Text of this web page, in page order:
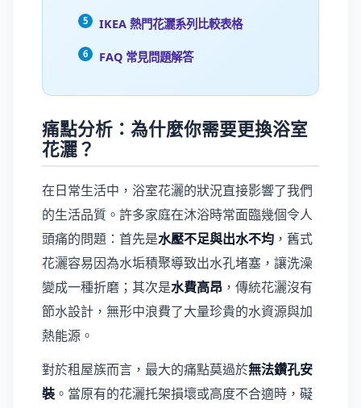
IKEA 熱門花灑系列比較表格
FAQ 常見問題解答
痛點分析：為什麼你需要更換浴室
花灑？
在日常生活中，浴室花灑的狀況直接影響了我們
的生活品質。許多家庭在沐浴時常面臨幾個令人
頭痛的問題：首先是水壓不足與出水不均 ，舊式
花灑容易因為水垢積聚導致出水孔堵塞，讓洗澡
變成一種折磨；其次是水費高昂 ，傳統花灑沒有
節水設計，無形中浪費了大量珍貴的水資源與加
熱能源。
對於租屋族而言，最大的痛點莫過於無法鑽孔安
裝 。當原有的花灑托架損壞或高度不合適時，礙